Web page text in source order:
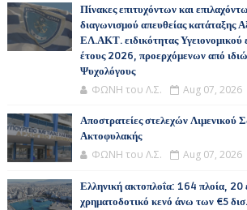
Πίνακες επιτυχόντων και
διαγωνισμού απευθείας κατάταξης
ΕΛ.ΑΚΤ. ειδικότητας Υγειονομικού
έτους 2026, προερχόμενων από
Ψυχολόγους
ΦΩΝΗ του Λ.Σ. Aug 07, 2026
Αποστρατείες στελεχών Λιμενικού
Ακτοφυλακής
ΦΩΝΗ του Λ.Σ. Aug 07, 2026
Ελληνική ακτοπλοΐα: 164 πλοία, 20
χρηματοδοτικό κενό άνω των €5 δισ.